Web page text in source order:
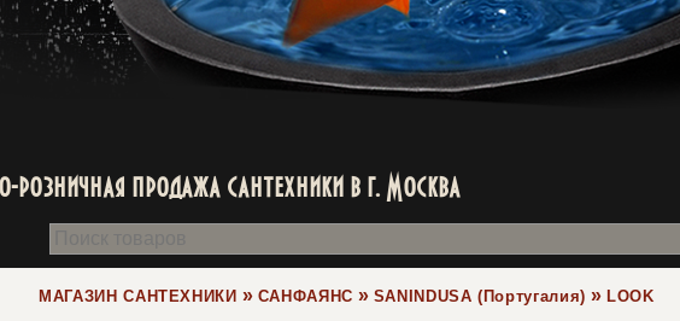
розничная продажа сантехники в г. Москва
МАГАЗИН САНТЕХНИКИ » САНФАЯНС » SANINDUSA (Португалия) » LOOK